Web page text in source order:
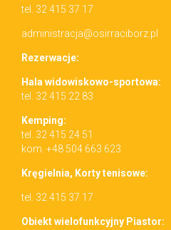
tel. 32 415 37 17
administracja@osirraciborz.pl
Rez­erwac­je:
Hala wid­owiskowo-sportowa:
tel. 32 415 22 83
Kemp­ing:
tel. 32 415 24 51
kom. +48 504 663 623
Kręgiel­nia, Korty tenisowe:
tel. 32 415 37 17
Obiekt wielo­funkcyjny Piastor: